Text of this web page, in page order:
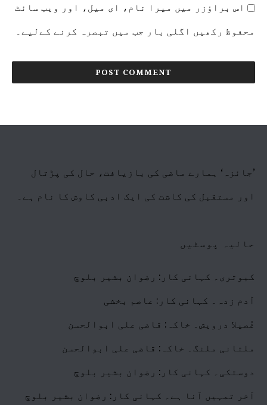
اس براؤزر میں میرا نام، ای میل، اور ویب سائٹ
محفوظ رکھیں اگلی بار جب میں تبصرہ کرنے کےلیے۔
’جائزہ‘ ہمارے ماضی کی بازیافت، حال کی پڑتال
اور مستقبل کی کاشت کی ایک ادبی کاوش کا نام ہے۔
حالیہ پوسٹیں
کبوتری۔ کہانی کار: رضوان بشیر بلوچ
آدم زدہ۔ کہانی کار: عاصم بخشی
غُصیلا درویش۔ خاکہ: قاضی علی ابوالحسن
ملتانی ملنگ۔ خاکہ: قاضی علی ابوالحسن
دوستکی۔ کہانی کار: رضوان بشیر بلوچ
آخر تمہیں آنا ہے۔ کہانی کار: رضوان بشیر بلوچ